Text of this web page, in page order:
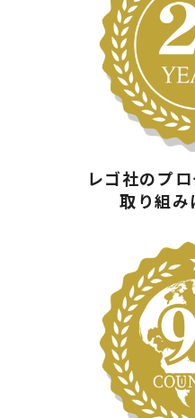
レゴ社のプ
取り組